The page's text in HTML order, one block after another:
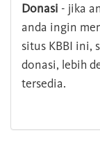
Donasi - jika
anda ingin
situs KBBI ini,
donasi, lebih
tersedia.